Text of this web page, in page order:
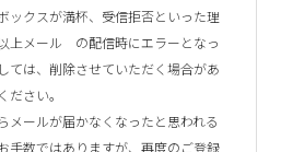
ックスが満杯、受信拒否といった理
上メール の配信時にエラーとなっ
ては、削除させていただく場合があ
ださい。
メールが届かなくなったと思われる
手数ではありますが、再度のご登録